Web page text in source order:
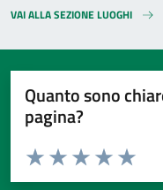
VAI ALLA SEZIONE LUOGHI
Quanto sono
pagina?
Valuta da 1 a 5 stelle la
Valuta
Valuta 4
Valuta 3 stelle
Valuta 2 stelle su 5
Valuta 1 stelle su 5